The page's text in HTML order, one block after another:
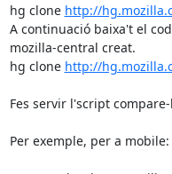
hg clone http://
A continuació baixa't el
mozilla-central creat.
hg clone http://
Fes servir l'script
Per exemple, per a mobile: